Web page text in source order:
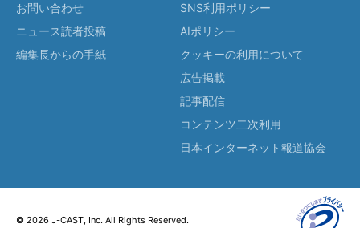
お問い合わせ
ニュース読者投稿
編集長からの手紙
SNS利用ポリシー
AIポリシー
クッキーの利用について
広告掲載
記事配信
コンテンツ二次利用
日本インターネット報道協会
© 2026 J-CAST, Inc. All Rights Reserved.